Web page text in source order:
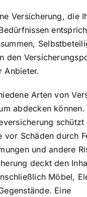
Versicherung, die
den
Anbieter.
Arten von
abdecken können.
schützt
vor Schäden durch
und andere
deckt den
Möbel,
Eine